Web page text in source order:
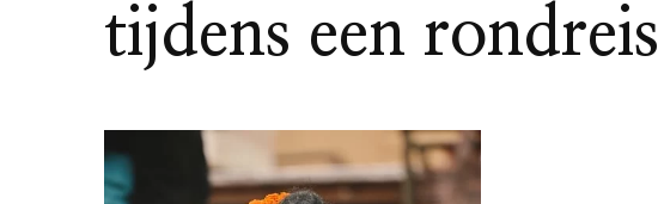
tijdens een rondreis